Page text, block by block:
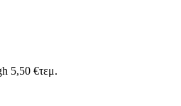
5,50 €τεμ.